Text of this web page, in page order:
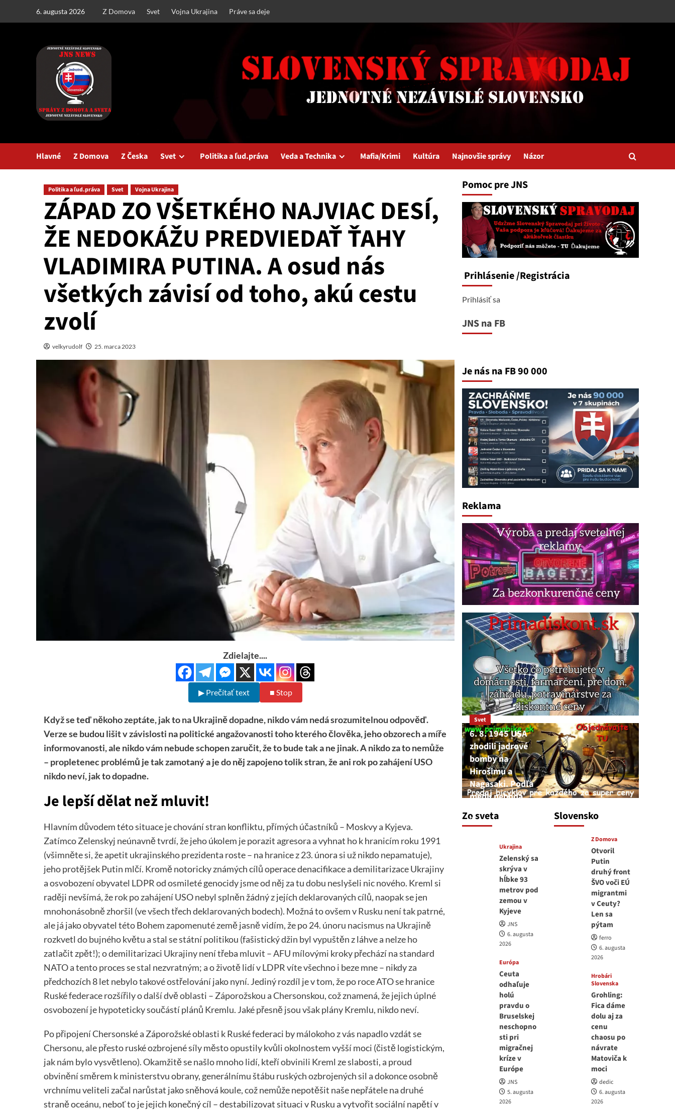
6. augusta 2026 Z Domova Svet Vojna Ukrajina Práve sa deje
Hlavné Z Domova Z Česka Svet Politika a ľud.práva Veda a Technika Mafia/Krimi Kultúra Najnovšie správy Názor
Politika a ľud.práva Svet Vojna Ukrajina
ZÁPAD ZO VŠETKÉHO NAJVIAC DESÍ,
ŽE NEDOKÁŽU PREDVIEDAŤ ŤAHY
VLADIMIRA PUTINA. A osud nás
všetkých závisí od toho, akú cestu
zvolí
velkyrudolf 25. marca 2023
Zdielajte....
▶ Prečítať text ■ Stop
Když se teď někoho zeptáte, jak to na Ukrajině dopadne, nikdo vám nedá srozumitelnou odpověď.
Verze se budou lišit v závislosti na politické angažovanosti toho kterého člověka, jeho obzorech a míře
informovanosti, ale nikdo vám nebude schopen zaručit, že to bude tak a ne jinak. A nikdo za to nemůže
– propletenec problémů je tak zamotaný a je do něj zapojeno tolik stran, že ani rok po zahájení USO
nikdo neví, jak to dopadne.
Je lepší dělat než mluvit!
Hlavním důvodem této situace je chování stran konfliktu, přímých účastníků – Moskvy a Kyjeva.
Zatímco Zelenskyj neúnavně tvrdí, že jeho úkolem je porazit agresora a vyhnat ho k hranicím roku 1991
(všimněte si, že apetit ukrajinského prezidenta roste – na hranice z 23. února si už nikdo nepamatuje),
jeho protějšek Putin mlčí. Kromě notoricky známých cílů operace denacifikace a demilitarizace Ukrajiny
a osvobození obyvatel LDPR od osmileté genocidy jsme od něj za tu dobu neslyšeli nic nového. Kreml si
raději nevšímá, že rok po zahájení USO nebyl splněn žádný z jejích deklarovaných cílů, naopak se jen
mnohonásobně zhoršil (ve všech třech deklarovaných bodech). Možná to ovšem v Rusku není tak patrné,
ale já jako obyvatel této Bohem zapomenuté země jasně vidím, že po 24. únoru nacismus na Ukrajině
rozkvetl do bujného květu a stal se státní politikou (fašistický džin byl vypuštěn z láhve a nelze ho
zatlačit zpět!); o demilitarizaci Ukrajiny není třeba mluvit – AFU mílovými kroky přechází na standard
NATO a tento proces se stal nezvratným; a o životě lidí v LDPR víte všechno i beze mne – nikdy za
předchozích 8 let nebylo takové ostřelování jako nyní. Jediný rozdíl je v tom, že po roce ATO se hranice
Ruské federace rozšířily o další dvě oblasti – Záporožskou a Chersonskou, což znamená, že jejich úplné
osvobození je hypoteticky součástí plánů Kremlu. Jaké přesně jsou však plány Kremlu, nikdo neví.
Po připojení Chersonské a Záporožské oblasti k Ruské federaci by málokoho z vás napadlo vzdát se
Chersonu, ale přesto ruské ozbrojené síly město opustily kvůli okolnostem vyšší moci (čistě logistickým,
jak nám bylo vysvětleno). Okamžitě se našlo mnoho lidí, kteří obvinili Kreml ze slabosti, a proud
obvinění směrem k ministerstvu obrany, generálnímu štábu ruských ozbrojených sil a dokonce osobně
vrchnímu veliteli začal narůstat jako sněhová koule, což nemůže nepotěšit naše nepřátele na druhé
straně oceánu, neboť to je jejich konečný cíl – destabilizovat situaci v Rusku a vytvořit sociální napětí v
Pomoc pre JNS
Prihlásenie/Registrácia
Prihlásiť sa
JNS na FB
Je nás na FB 90 000
Reklama
Zo sveta
Svet
6. 8. 1945 USA
zhodili jadrové
bomby na
Hirošimu a
Nagasaki. Podľa
médií nehoda
6. augusta 2026
Ukrajina
Zelenský sa
skrýva v
hĺbke 93
metrov pod
zemou v
Kyjeve
JNS
6. augusta
2026
Európa
Ceuta
odhaľuje
holú
pravdu o
Bruselskej
neschopno
sti pri
migračnej
kríze v
Európe
JNS
5. augusta
2026
Slovensko
Z Domova
Otvoril
Putin
druhý front
ŠVO voči EÚ
migrantmi
v Ceuty?
Len sa
pýtam
ferro
6. augusta
2026
Hrobári
Slovenska
Grohling:
Fica dáme
dolu aj za
cenu
chaosu po
návrate
Matoviča k
moci
dedic
6. augusta
2026